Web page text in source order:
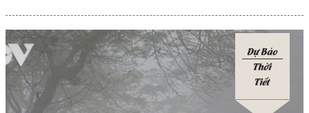
Dự Báo
Thời
Tiết